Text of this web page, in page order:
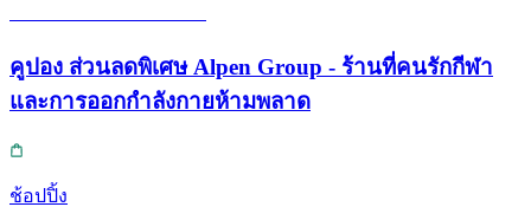
คูปอง ส่วนลดพิเศษ Alpen Group - ร้านที่คนรักกีฬา
และการออกกำลังกายห้ามพลาด
ช้อปปิ้ง